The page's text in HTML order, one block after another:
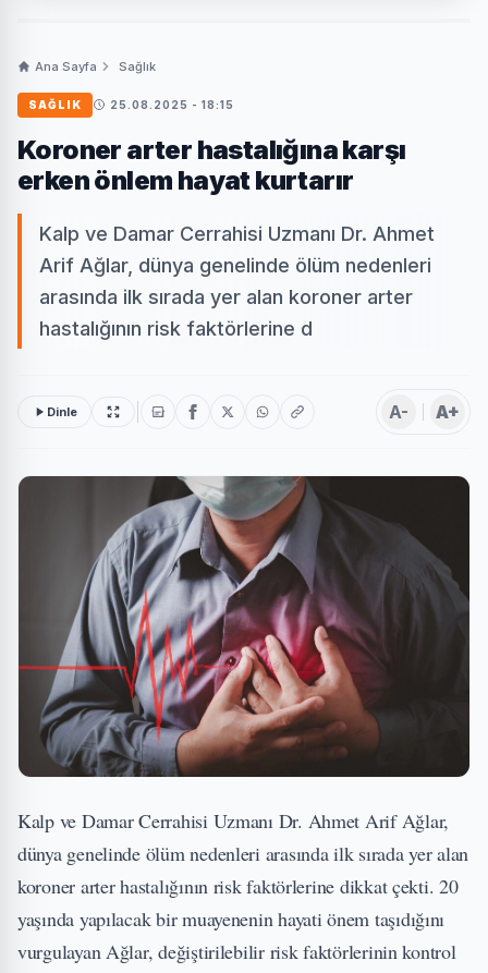
Ana Sayfa Sağlık
SAĞLIK 25.08.2025 - 18:15
Koroner arter hastalığına karşı
erken önlem hayat kurtarır
Kalp ve Damar Cerrahisi Uzmanı Dr. Ahmet
Arif Ağlar, dünya genelinde ölüm nedenleri
arasında ilk sırada yer alan koroner arter
hastalığının risk faktörlerine d
Dinle A- A+
Kalp ve Damar Cerrahisi Uzmanı Dr. Ahmet Arif Ağlar,
dünya genelinde ölüm nedenleri arasında ilk sırada yer alan
koroner arter hastalığının risk faktörlerine dikkat çekti. 20
yaşında yapılacak bir muayenenin hayati önem taşıdığını
vurgulayan Ağlar, değiştirilebilir risk faktörlerinin kontrol